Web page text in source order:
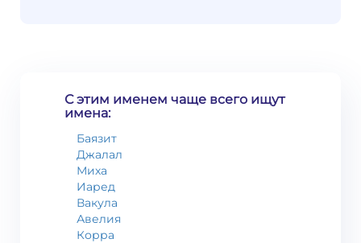
С этим именем чаще всего ищут
имена:
Баязит
Джалал
Миха
Иаред
Вакула
Авелия
Корра